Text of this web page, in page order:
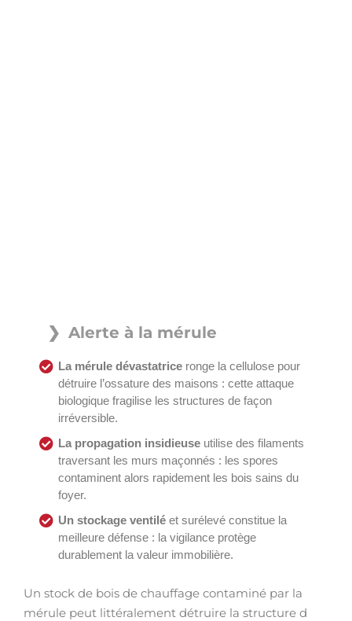
Alerte à la mérule
La mérule dévastatrice ronge la cellulose pour
détruire l’ossature des maisons : cette attaque
biologique fragilise les structures de façon
irréversible.
La propagation insidieuse utilise des filaments
traversant les murs maçonnés : les spores
contaminent alors rapidement les bois sains du
foyer.
Un stockage ventilé et surélevé constitue la
meilleure défense : la vigilance protège
durablement la valeur immobilière.
Un stock de bois de chauffage contaminé par la
mérule peut littéralement détruire la structure d